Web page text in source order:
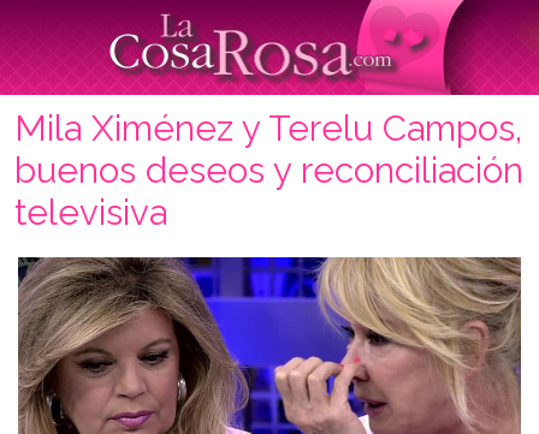
Mila Ximénez y Terelu Campos,
buenos deseos y reconciliación
televisiva